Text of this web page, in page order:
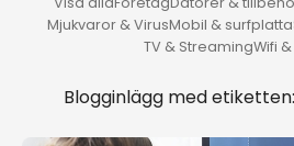
Mjukvaror & VirusMobil & surfplatta
TV & StreamingWifi
Blogginlägg med etiketten: